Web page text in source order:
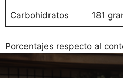
Carbohidratos 181
Porcentajes respecto al